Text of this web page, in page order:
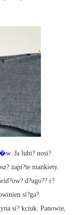
. Ja lubi? nosi?
zapi?te mankiety.
d?ugo?? r?
si?ga?
si? kciuk. Panowie,